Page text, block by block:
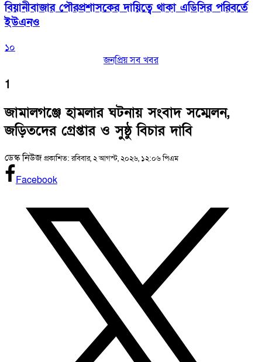
বিয়ানীবাজার পৌরপ্রশাসকের দায়িত্বে থাকা এডিসির পরিবর্তে
ইউএনও
১০
জনপ্রিয় সব খবর
1
জামালগঞ্জে হামলার ঘটনায় সংবাদ সম্মেলন,
জড়িতদের গ্রেপ্তার ও সুষ্ঠু বিচার দাবি
ডেস্ক নিউজপ্রকাশিত: রবিবার, ২ আগস্ট, ২০২৬, ১২:০৬ পিএম
Facebook